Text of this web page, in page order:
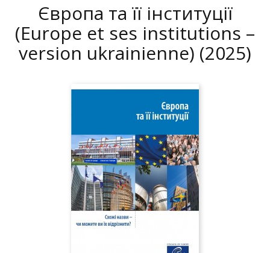
Європа та її інституції
(Europe et ses institutions –
version ukrainienne) (2025)